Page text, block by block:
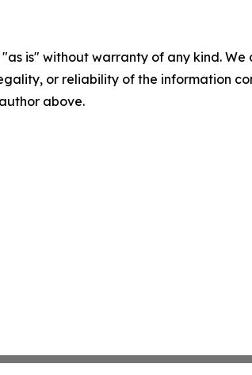
"as is" without warranty of any kind.
or reliability of the information
above.